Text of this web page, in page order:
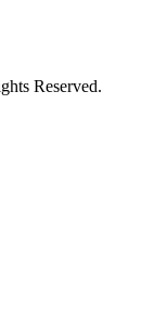
Reserved.